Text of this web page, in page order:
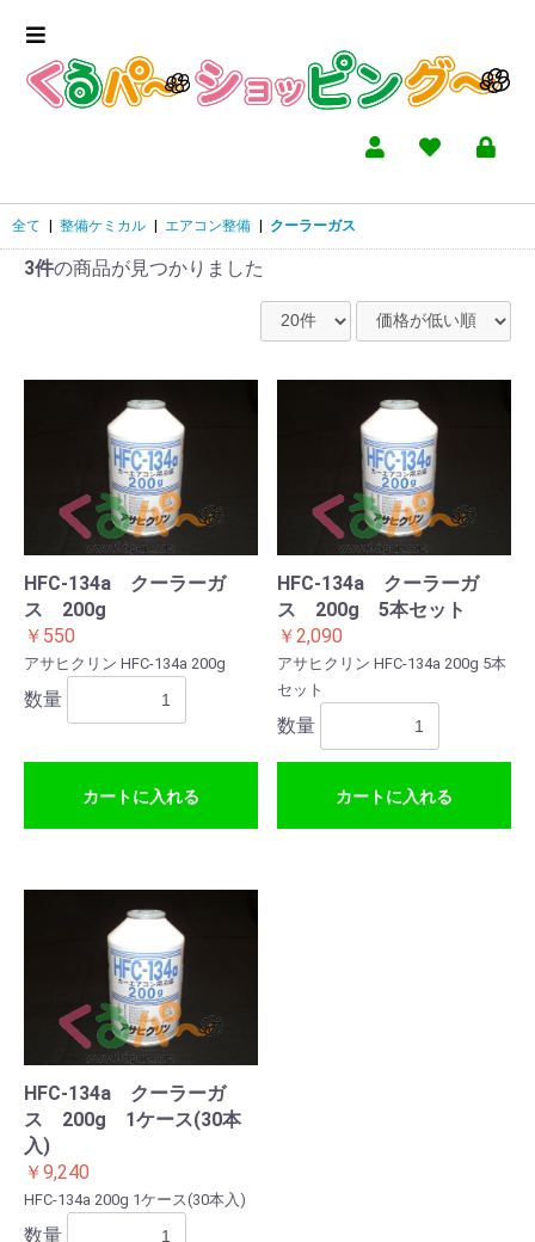
全て 整備ケミカル エアコン整備 クーラーガス
3件の商品が見つかりました
HFC-134a クーラーガ
ス 200g
￥550
アサヒクリン HFC-134a 200g
数量
カートに入れる
HFC-134a クーラーガ
ス 200g 5本セット
￥2,090
アサヒクリン HFC-134a 200g 5本
セット
数量
カートに入れる
HFC-134a クーラーガ
ス 200g 1ケース(30本
入)
￥9,240
HFC-134a 200g 1ケース(30本入)
数量